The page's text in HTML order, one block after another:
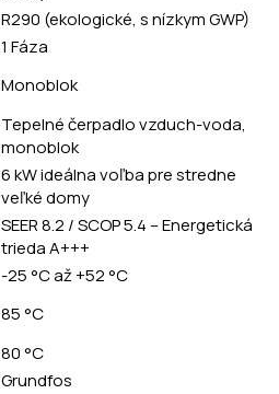
R290 (ekologické, s nízkym GWP)
1 Fáza
Monoblok
Tepelné čerpadlo vzduch-voda,
monoblok
6 kW ideálna voľba pre stredne
veľké domy
SEER 8.2 / SCOP 5.4 – Energetická
trieda A+++
-25 °C až +52 °C
85 °C
80 °C
Grundfos